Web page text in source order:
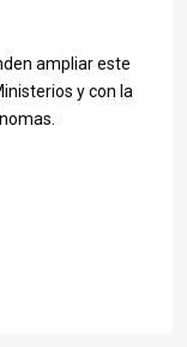
ampliar este
y con la